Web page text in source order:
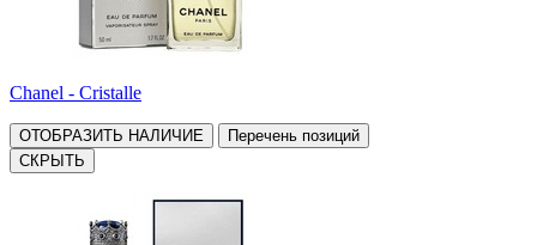
Chanel - Cristalle
ОТОБРАЗИТЬ НАЛИЧИЕ
Перечень позиций
СКРЫТЬ